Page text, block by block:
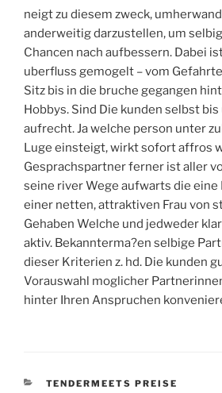
neigt zu diesem zweck,
anderweitig darzustellen, um
Chancen nach aufbessern. Dabei
uberfluss gemogelt – vom
Sitz bis in die bruche gegangen
Hobbys. Sind Die kunden selbst
aufrecht. Ja welche person unter
Luge einsteigt, wirkt sofort affros
Gesprachspartner ferner ist aller
seine river Wege aufwarts die eine
einer netten, attraktiven Frau von
Gehaben Welche und jedweder
aktiv. Bekannterma?en selbige
dieser Kriterien z. hd. Die kunden
Vorauswahl moglicher
hinter Ihren Anspruchen
CATEGORIES
TENDERMEETS PREISE